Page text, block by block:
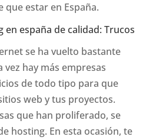
estar en España.
en españa de calidad: Trucos
se ha vuelto bastante
vez hay más empresas
de todo tipo para que
web y tus proyectos.
que han proliferado, se
hosting. En esta ocasión, te